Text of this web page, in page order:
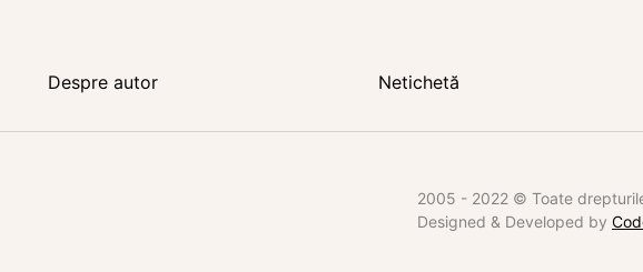
Despre autor Netichetă
2005 - 2022 © Toate
Designed & Developed by